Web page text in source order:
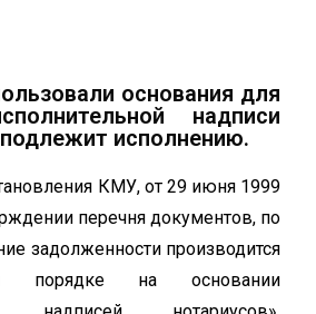
основания для
надписи
исполнению.
КМУ, от 29 июня 1999
перечня документов, по
задолженности производится
порядке на основании